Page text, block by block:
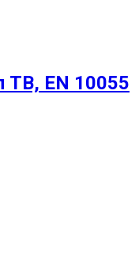
ТВ, EN 10055